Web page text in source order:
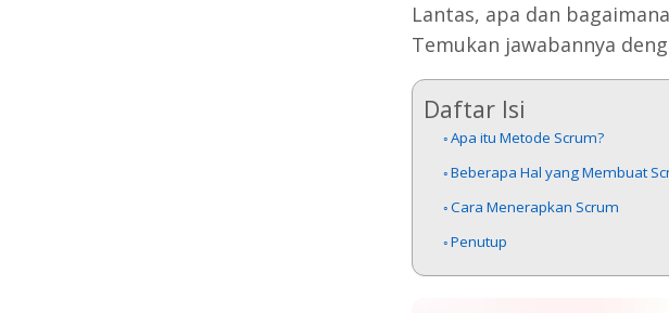
Lantas, apa dan
Temukan jawabannya
Daftar Isi
Apa itu Metode Scrum?
Beberapa Hal yang Membuat
Cara Menerapkan Scrum
Penutup